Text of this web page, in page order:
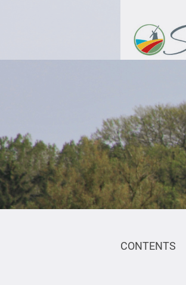
CONTENTS